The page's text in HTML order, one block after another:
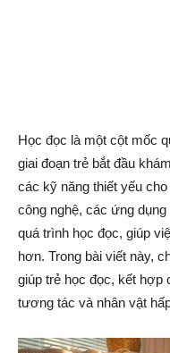
Học đọc là một cột mốc
giai đoạn trẻ bắt đầu
các kỹ năng thiết yếu
công nghệ, các ứng
quá trình học đọc, giúp
hơn. Trong bài viết này,
giúp trẻ học đọc, kết hợp
tương tác và nhân vật